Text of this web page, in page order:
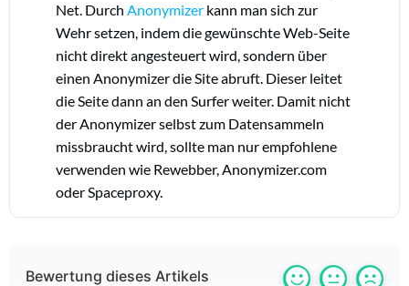
Net. Durch Anonymizer kann man sich zur
Wehr setzen, indem die gewünschte Web-Seite
nicht direkt angesteuert wird, sondern über
einen Anonymizer die Site abruft. Dieser leitet
die Seite dann an den Surfer weiter. Damit nicht
der Anonymizer selbst zum Datensammeln
missbraucht wird, sollte man nur empfohlene
verwenden wie Rewebber, Anonymizer.com
oder Spaceproxy.
Bewertung dieses Artikels